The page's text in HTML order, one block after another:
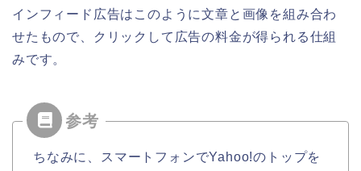
インフィード広告はこのように文章と画像を組み合わ
せたもので、クリックして広告の料金が得られる仕組
みです。
ちなみに、スマートフォンでYahoo!のトップを